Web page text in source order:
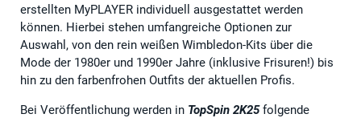
erstellten MyPLAYER individuell ausgestattet werden
können. Hierbei stehen umfangreiche Optionen zur
Auswahl, von den rein weißen Wimbledon-Kits über die
Mode der 1980er und 1990er Jahre (inklusive Frisuren!) bis
hin zu den farbenfrohen Outfits der aktuellen Profis.
Bei Veröffentlichung werden in TopSpin 2K25folgende